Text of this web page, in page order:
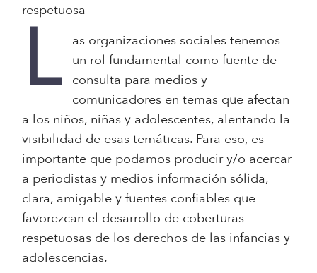
respetuosa
L
as organizaciones sociales tenemos
un rol fundamental como fuente de
consulta para medios y
comunicadores en temas que afectan
a los niños, niñas y adolescentes, alentando la
visibilidad de esas temáticas. Para eso, es
importante que podamos producir y/o acercar
a periodistas y medios información sólida,
clara, amigable y fuentes confiables que
favorezcan el desarrollo de coberturas
respetuosas de los derechos de las infancias y
adolescencias.